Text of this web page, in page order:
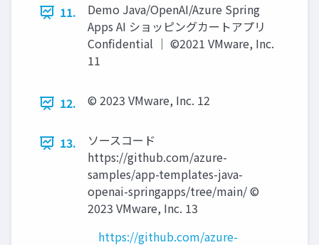
11.
Demo Java/OpenAI/Azure Spring
Apps AI ショッピングカートアプリ
Confidential │ ©2021 VMware, Inc.
11
12. © 2023 VMware, Inc. 12
13.
ソースコード
https://github.com/azure-
samples/app-templates-java-
openai-springapps/tree/main/ ©
2023 VMware, Inc. 13
https://github.com/azure-